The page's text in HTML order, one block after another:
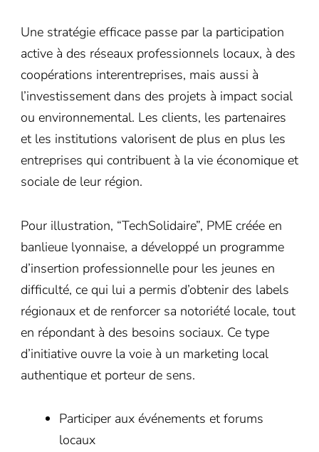
Une stratégie efficace passe par la participation
active à des réseaux professionnels locaux, à des
coopérations interentreprises, mais aussi à
l’investissement dans des projets à impact social
ou environnemental. Les clients, les partenaires
et les institutions valorisent de plus en plus les
entreprises qui contribuent à la vie économique et
sociale de leur région.
Pour illustration, “TechSolidaire”, PME créée en
banlieue lyonnaise, a développé un programme
d’insertion professionnelle pour les jeunes en
difficulté, ce qui lui a permis d’obtenir des labels
régionaux et de renforcer sa notoriété locale, tout
en répondant à des besoins sociaux. Ce type
d’initiative ouvre la voie à un marketing local
authentique et porteur de sens.
Participer aux événements et forums
locaux